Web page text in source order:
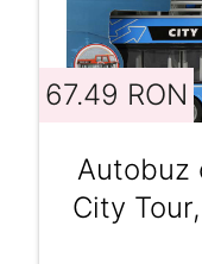
67.49 RON
Autobuz
City